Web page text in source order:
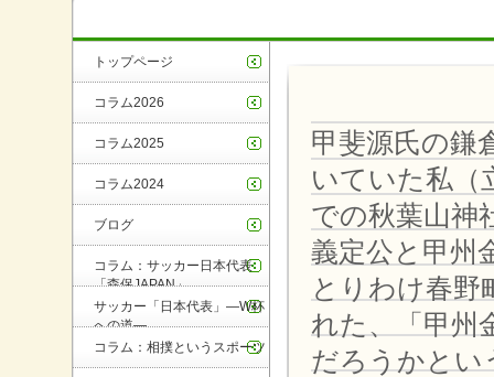
甲斐源氏の鎌
いていた私（
での秋葉山神
義定公と甲州
とりわけ春野
れた、「甲州
だろうかとい
トップページ
コラム2026
コラム2025
コラム2024
ブログ
コラム：サッカー日本代表
「森保JAPAN」
サッカー「日本代表」―W杯
への道―
コラム：相撲というスポーツ